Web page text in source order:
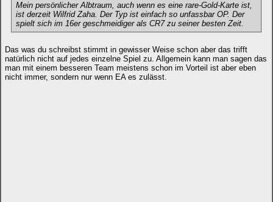
Mein persönlicher Albtraum, auch wenn es eine rare-Gold-Karte ist,
ist derzeit Wilfrid Zaha. Der Typ ist einfach so unfassbar OP. Der
spielt sich im 16er geschmeidiger als CR7 zu seiner besten Zeit.
Das was du schreibst stimmt in gewisser Weise schon aber das trifft
natürlich nicht auf jedes einzelne Spiel zu. Allgemein kann man sagen das
man mit einem besseren Team meistens schon im Vorteil ist aber eben
nicht immer, sondern nur wenn EA es zulässt.